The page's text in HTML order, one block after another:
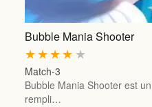
Bubble Mania Shooter
★
★
★
★
★
Match-3
Bubble Mania Shooter est
rempli…